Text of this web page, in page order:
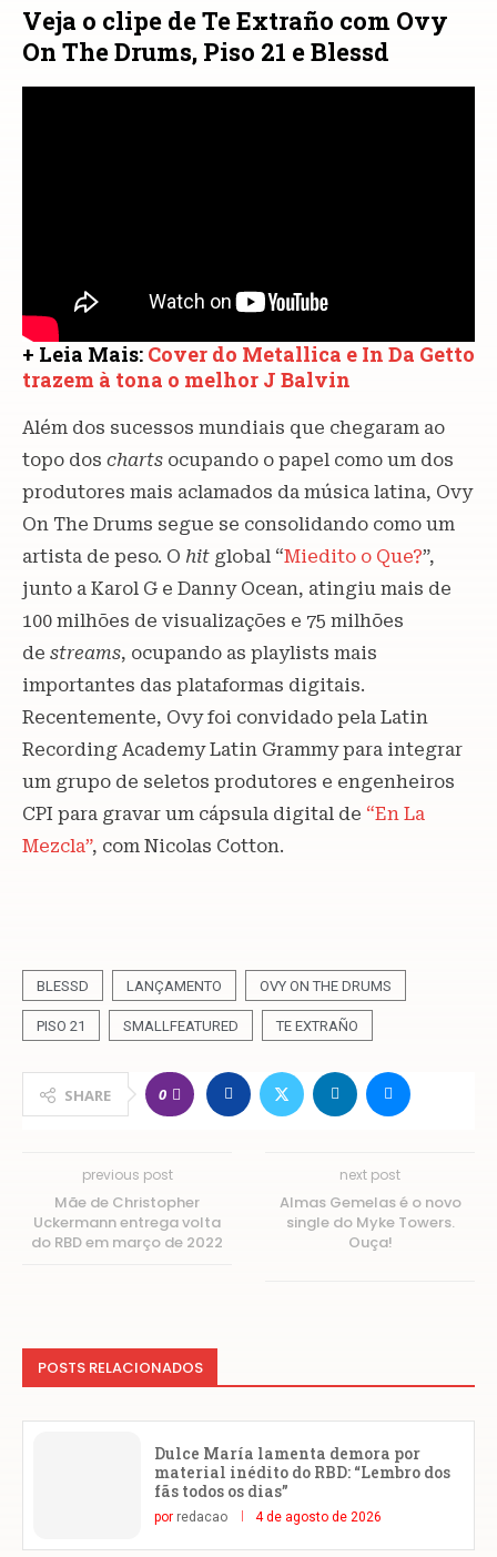
Veja o clipe de Te Extraño com Ovy
On The Drums, Piso 21 e Blessd
+ Leia Mais: Cover do Metallica e In Da Getto
trazem à tona o melhor J Balvin
Além dos sucessos mundiais que chegaram ao
topo dos charts ocupando o papel como um dos
produtores mais aclamados da música latina, Ovy
On The Drums segue se consolidando como um
artista de peso. O hit global “Miedito o Que?”,
junto a Karol G e Danny Ocean, atingiu mais de
100 milhões de visualizações e 75 milhões
de streams, ocupando as playlists mais
importantes das plataformas digitais.
Recentemente, Ovy foi convidado pela Latin
Recording Academy Latin Grammy para integrar
um grupo de seletos produtores e engenheiros
CPI para gravar um cápsula digital de “En La
Mezcla”, com Nicolas Cotton.
BLESSD LANÇAMENTO OVY ON THE DRUMS
PISO 21 SMALLFEATURED TE EXTRAÑO
SHARE 0
previous post
Mãe de Christopher
Uckermann entrega volta
do RBD em março de 2022
next post
Almas Gemelas é o novo
single do Myke Towers.
Ouça!
POSTS RELACIONADOS
Dulce María lamenta demora por
material inédito do RBD: “Lembro dos
fãs todos os dias”
por redacao 4 de agosto de 2026